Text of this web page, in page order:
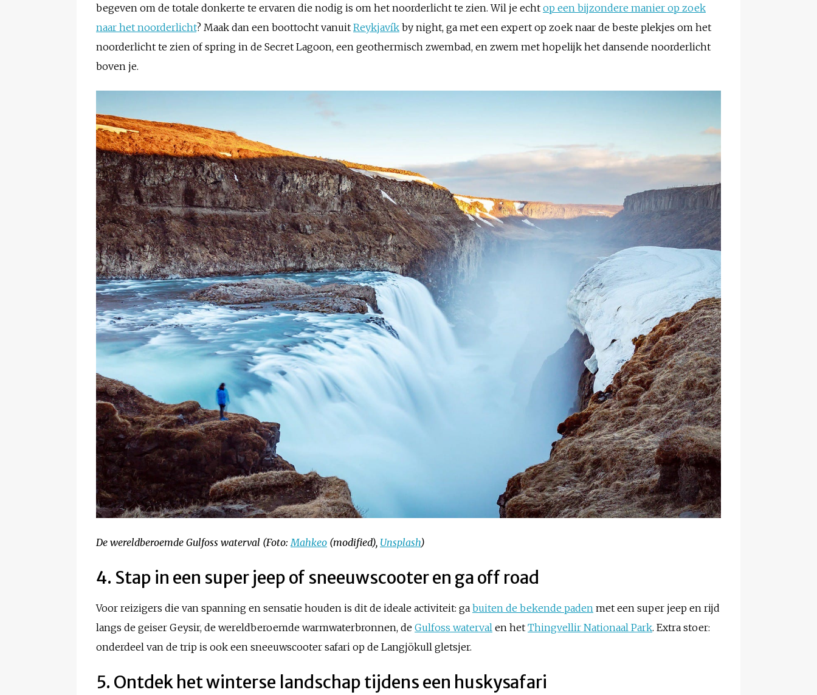
begeven om de totale donkerte te ervaren die nodig is om het noorderlicht te zien. Wil je echt op een bijzondere manier op zoek
naar het noorderlicht? Maak dan een boottocht vanuit Reykjavík by night, ga met een expert op zoek naar de beste plekjes om het
noorderlicht te zien of spring in de Secret Lagoon, een geothermisch zwembad, en zwem met hopelijk het dansende noorderlicht
boven je.
De wereldberoemde Gulfoss waterval (Foto: Mahkeo (modified), Unsplash)
4. Stap in een super jeep of sneeuwscooter en ga off road
Voor reizigers die van spanning en sensatie houden is dit de ideale activiteit: ga buiten de bekende paden met een super jeep en rijd
langs de geiser Geysir, de wereldberoemde warmwaterbronnen, de Gulfoss waterval en het Thingvellir Nationaal Park. Extra stoer:
onderdeel van de trip is ook een sneeuwscooter safari op de Langjökull gletsjer.
5. Ontdek het winterse landschap tijdens een huskysafari